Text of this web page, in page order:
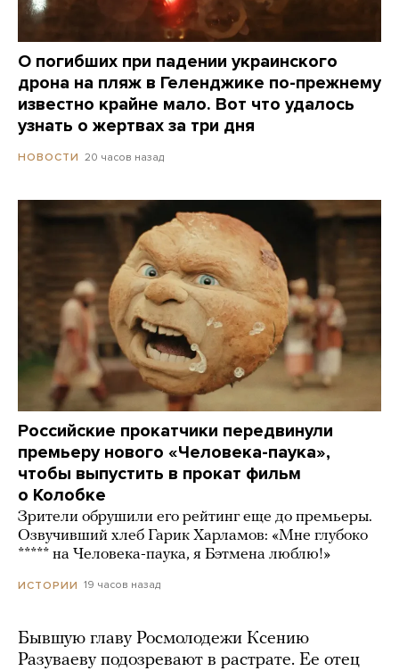
О погибших при падении украинского
дрона на пляж в Геленджике по-прежнему
известно крайне мало. Вот что удалось
узнать о жертвах за три дня
НОВОСТИ 20 часов назад
Российские прокатчики передвинули
премьеру нового «Человека-паука»,
чтобы выпустить в прокат фильм
о Колобке
Зрители обрушили его рейтинг еще до премьеры.
Озвучивший хлеб Гарик Харламов: «Мне глубоко
***** на Человека-паука, я Бэтмена люблю!»
ИСТОРИИ 19 часов назад
Бывшую главу Росмолодежи Ксению
Разуваеву подозревают в растрате. Ее отец